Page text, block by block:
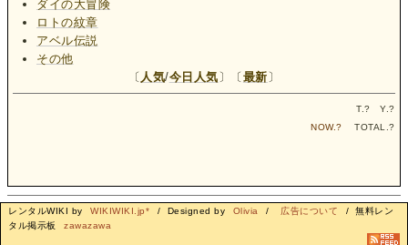
ダイの大冒険
ロトの紋章
アベル伝説
その他
〔 人気/今日人気 〕〔 最新 〕
T.? Y.?
NOW.? TOTAL.?
レンタルWIKI by WIKIWIKI.jp* / Designed by Olivia / 広告について
/ 無料レン
タル掲示板
zawazawa